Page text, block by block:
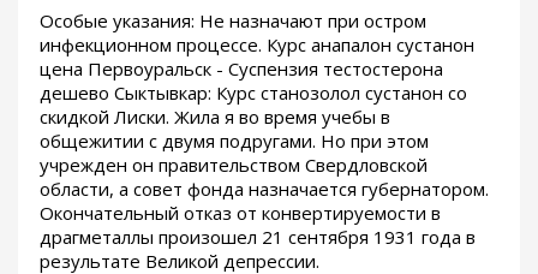
Особые указания: Не назначают при остром
инфекционном процессе. Курс анапалон сустанон
цена Первоуральск - Суспензия тестостерона
дешево Сыктывкар: Курс станозолол сустанон со
скидкой Лиски. Жила я во время учебы в
общежитии с двумя подругами. Но при этом
учрежден он правительством Свердловской
области, а совет фонда назначается губернатором.
Окончательный отказ от конвертируемости в
драгметаллы произошел 21 сентября 1931 года в
результате Великой депрессии.